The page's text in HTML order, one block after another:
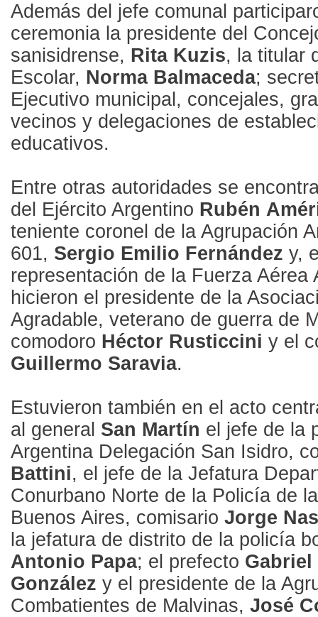
Además del jefe comunal
ceremonia la presidente del
sanisidrense, Rita Kuzis, la titular
Escolar, Norma Balmaceda;
Ejecutivo municipal, concejales,
vecinos y delegaciones de
educativos.
Entre otras autoridades se
del Ejército Argentino Rubén
teniente coronel de la Agrupación
601, Sergio Emilio Fernández y,
representación de la Fuerza Aérea
hicieron el presidente de la
Agradable, veterano de guerra de
comodoro Héctor Rusticcini y el
Guillermo Saravia.
Estuvieron también en el acto
al general San Martín el jefe de la
Argentina Delegación San Isidro,
Battini, el jefe de la Jefatura
Conurbano Norte de la Policía de
Buenos Aires, comisario Jorge
la jefatura de distrito de la policía
Antonio Papa; el prefecto Gabriel
González y el presidente de la
Combatientes de Malvinas, José